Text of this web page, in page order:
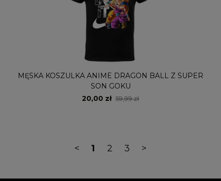
MĘSKA KOSZULKA ANIME DRAGON BALL Z SUPER
SON GOKU
20,00 zł 59,99 zł
< 1 2 3 >